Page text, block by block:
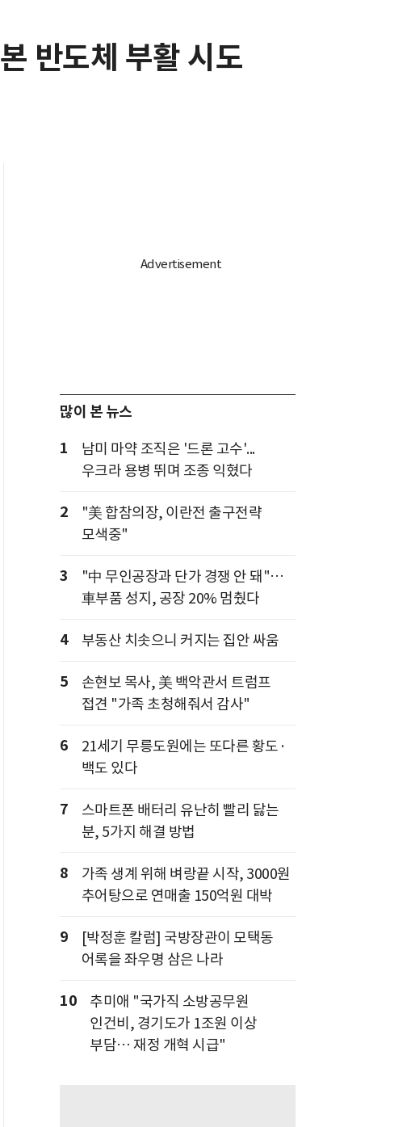
반도체 부활 시도
많이 본 뉴스
1
남미 마약 조직은 '드론 고수'...
우크라 용병 뛰며 조종 익혔다
2
"美 합참의장, 이란전 출구전략
모색중"
3
"中 무인공장과 단가 경쟁 안 돼"…
車부품 성지, 공장 20% 멈췄다
4 부동산 치솟으니 커지는 집안 싸움
5
손현보 목사, 美 백악관서 트럼프
접견 "가족 초청해줘서 감사"
6
21세기 무릉도원에는 또다른 황도·
백도 있다
7
스마트폰 배터리 유난히 빨리 닳는
분, 5가지 해결 방법
8
가족 생계 위해 벼랑끝 시작, 3000원
추어탕으로 연매출 150억원 대박
9
[박정훈 칼럼] 국방장관이 모택동
어록을 좌우명 삼은 나라
10
추미애 "국가직 소방공무원
인건비, 경기도가 1조원 이상
부담… 재정 개혁 시급"